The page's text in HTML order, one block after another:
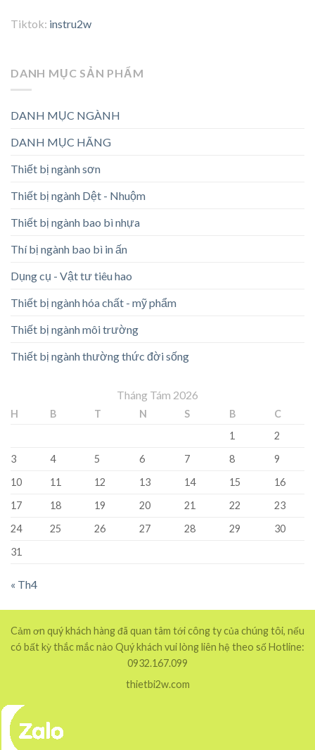
Tiktok: instru2w
DANH MỤC SẢN PHẨM
DANH MỤC NGÀNH
DANH MỤC HÃNG
Thiết bị ngành sơn
Thiết bị ngành Dệt - Nhuộm
Thiết bị ngành bao bì nhựa
Thí bị ngành bao bì in ấn
Dụng cụ - Vật tư tiêu hao
Thiết bị ngành hóa chất - mỹ phẩm
Thiết bị ngành môi trường
Thiết bị ngành thường thức đời sống
Tháng Tám 2026
H B T N S B
C
1
2
3
4 5 6 7 8
9
10
11 12 13 14 15
16
17
18 19 20 21 22
23
24
25 26 27 28 29
30
31
« Th4
Cảm ơn quý khách hàng đã quan tâm tới công ty của chúng tôi, nếu
có bất kỳ thắc mắc nào Quý khách vui lòng liên hệ theo số Hotline:
0932.167.099
thietbi2w.com